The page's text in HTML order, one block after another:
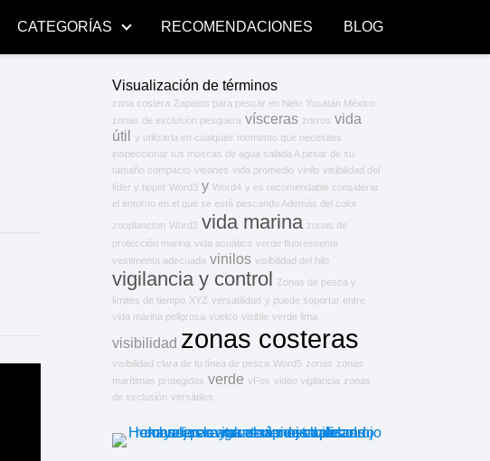
CATEGORÍAS RECOMENDACIONES BLOG
Visualización de términos
zona costera Zapatos para pescar en hielo Yucatán México
zonas de exclusión pesquera vísceras zorros vida
útil y utilizarla en cualquier momento que necesites
inspeccionar tus moscas de agua salada A pesar de su
tamaño compacto visones vida promedio vinilo visibilidad del
líder y tippet Word3 y Word4 y es recomendable considerar
el entorno en el que se está pescando Además del color
zooplancton Word2 vida marina zonas de
protección marina vida acuática verde fluorescente
vestimenta adecuada vinilos visibilidad del hilo
vigilancia y control Zonas de pesca y
límites de tiempo XYZ versatilidad y puede soportar entre
vida marina peligrosa vuelco visible verde lima
visibilidad zonas costeras
visibilidad clara de tu línea de pesca Word5 zonas zonas
marítimas protegidas verde vFox video vigilancia zonas
de exclusión versátiles